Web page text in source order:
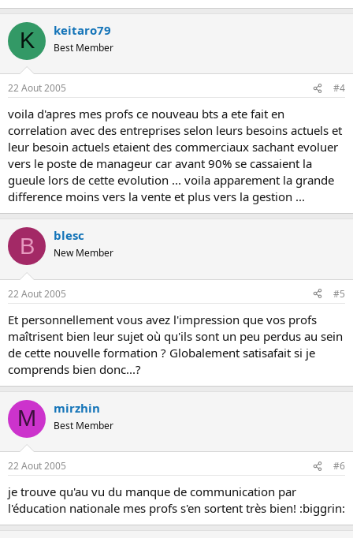
K keitaro79
Best Member
22 Aout 2005 #4
voila d'apres mes profs ce nouveau bts a ete fait en
correlation avec des entreprises selon leurs besoins actuels et
leur besoin actuels etaient des commerciaux sachant evoluer
vers le poste de manageur car avant 90% se cassaient la
gueule lors de cette evolution ... voila apparement la grande
difference moins vers la vente et plus vers la gestion ...
B blesc
New Member
22 Aout 2005 #5
Et personnellement vous avez l'impression que vos profs
maîtrisent bien leur sujet où qu'ils sont un peu perdus au sein
de cette nouvelle formation ? Globalement satisafait si je
comprends bien donc...?
M mirzhin
Best Member
22 Aout 2005 #6
je trouve qu'au vu du manque de communication par
l'éducation nationale mes profs s'en sortent très bien! :biggrin: